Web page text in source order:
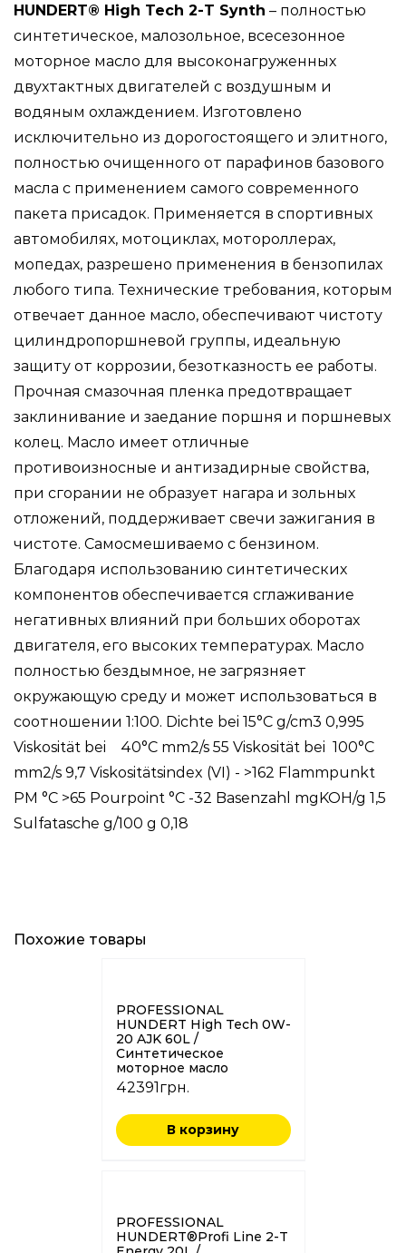
х
тактных
двигателей
мотоциклов,
скутеров,
моторных
лодок
HUNDERT® High Tech 2-Т Synth – полностью
синтетическое, малозольное, всесезонное
моторное масло для высоконагруженных
двухтактных двигателей с воздушным и
водяным охлаждением. Изготовлено
исключительно из дорогостоящего и элитного,
полностью очищенного от парафинов базового
масла с применением самого современного
пакета присадок. Применяется в спортивных
автомобилях, мотоциклах, мотороллерах,
мопедах, разрешено применения в бензопилах
любого типа. Технические требования, которым
отвечает данное масло, обеспечивают чистоту
цилиндропоршневой группы, идеальную
защиту от коррозии, безотказность ее работы.
Прочная смазочная пленка предотвращает
заклинивание и заедание поршня и поршневых
колец. Масло имеет отличные
противоизносные и антизадирные свойства,
при сгорании не образует нагара и зольных
отложений, поддерживает свечи зажигания в
чистоте. Самосмешиваемо с бензином.
Благодаря использованию синтетических
компонентов обеспечивается сглаживание
негативных влияний при больших оборотах
двигателя, его высоких температурах. Масло
полностью бездымное, не загрязняет
окружающую среду и может использоваться в
соотношении 1:100. Dichte bei 15°C g/cm3 0,995
Viskosität bei 40°C mm2/s 55 Viskosität bei 100°C
mm2/s 9,7 Viskositätsindex (VI) - >162 Flammpunkt
PM °C >65 Pourpoint °C -32 Basenzahl mgKOH/g 1,5
Sulfatasche g/100 g 0,18
Похожие товары
PROFESSIONAL
HUNDERT High Tech 0W-
20 AJK 60L /
Синтетическое
моторное масло
42391грн.
В корзину
PROFESSIONAL
HUNDERT®Profi Line 2-Т